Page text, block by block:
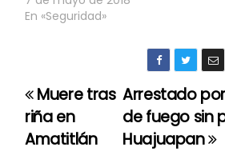
En «Seguridad»
N
a
Arrestado
de fuego sin
Huajuapan
Muere tras
riña en
Amatitlán